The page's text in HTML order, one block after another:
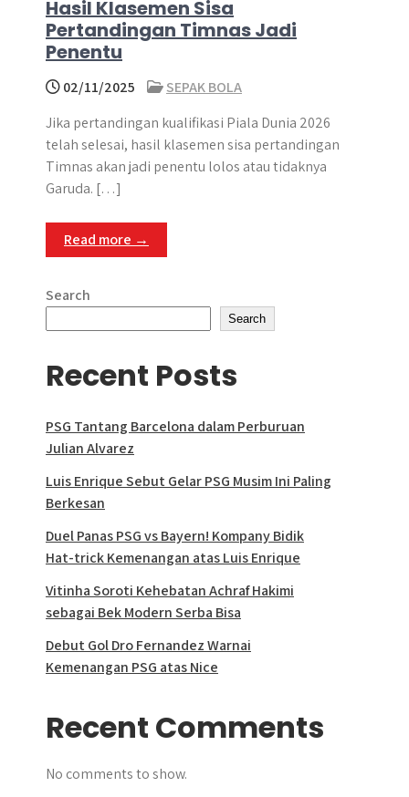
Hasil Klasemen Sisa
Pertandingan Timnas Jadi
Penentu
02/11/2025
SEPAK BOLA
Jika pertandingan kualifikasi Piala Dunia 2026
telah selesai, hasil klasemen sisa pertandingan
Timnas akan jadi penentu lolos atau tidaknya
Garuda. […]
Read more →
Search
Search
Recent Posts
PSG Tantang Barcelona dalam Perburuan
Julian Alvarez
Luis Enrique Sebut Gelar PSG Musim Ini Paling
Berkesan
Duel Panas PSG vs Bayern! Kompany Bidik
Hat-trick Kemenangan atas Luis Enrique
Vitinha Soroti Kehebatan Achraf Hakimi
sebagai Bek Modern Serba Bisa
Debut Gol Dro Fernandez Warnai
Kemenangan PSG atas Nice
Recent Comments
No comments to show.